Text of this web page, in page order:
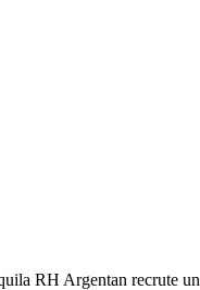
RH Argentan recrute un